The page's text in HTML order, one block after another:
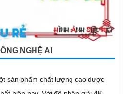
NGHỆ AI
sản phẩm chất lượng cao được